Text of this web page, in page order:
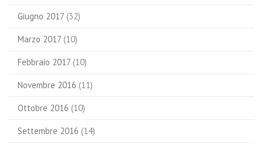
Giugno 2017 (32)
Marzo 2017 (10)
Febbraio 2017 (10)
Novembre 2016 (11)
Ottobre 2016 (10)
Settembre 2016 (14)